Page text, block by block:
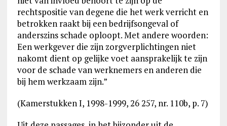
rechtspositie van degene die het werk verricht en
betrokken raakt bij een bedrijfsongeval of
anderszins schade oploopt. Met andere woorden:
Een werkgever die zijn zorgverplichtingen niet
nakomt dient op gelijke voet aansprakelijk te zijn
voor de schade van werknemers en anderen die
bij hem werkzaam zijn.”
(Kamerstukken I, 1998-1999, 26 257, nr. 110b, p. 7)